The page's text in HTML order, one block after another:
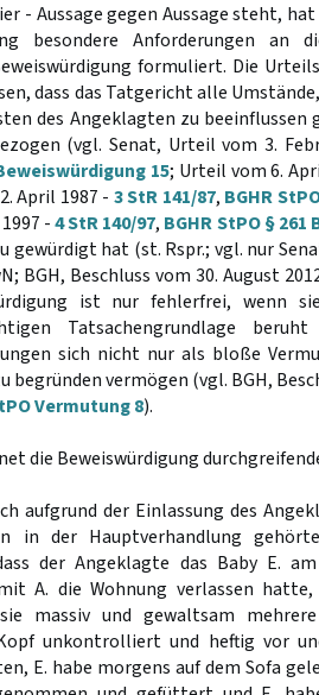
- Aussage gegen Aussage steht,
besondere Anforderungen an
formuliert. Die
dass das Tatgericht alle
des Angeklagten zu
(vgl. Senat, Urteil vom 3.
15; Urteil vom 6.
April 1987 - 3 StR 141/87, BGHR
-4 StR 140/97, BGHR StPO §
gewürdigt hat (st. Rspr.; vgl. nur
BGH, Beschluss vom 30. August
ist nur fehlerfrei, wenn
Tatsachengrundlage
sich nicht nur als bloße
begründen vermögen (vgl. BGH,
Vermutung 8).
die Beweiswürdigung
aufgrund der Einlassung des
in der Hauptverhandlung
der Angeklagte das Baby E. am
A. die Wohnung verlassen
massiv und gewaltsam
unkontrolliert und heftig vor
E. habe morgens auf dem Sofa